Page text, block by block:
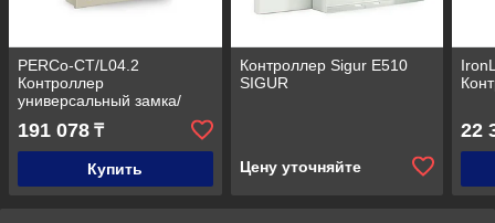
PERCo-CT/L04.2
Контроллер
универсальный замка/
турникета на 4
считывателя,Ethernet
191 078 ₸
Купить
Контроллер Sigur E510
SIGUR
Цену уточняйте
22